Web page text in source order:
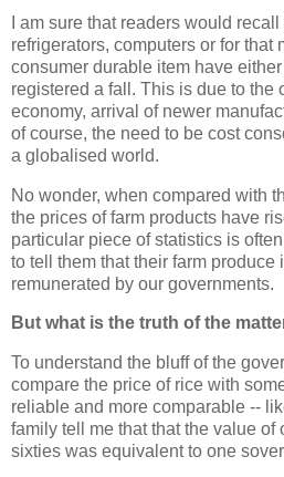
I am sure that readers would
refrigerators, computers or for that
consumer durable item have
registered a fall. This is due to the
economy, arrival of newer
of course, the need to be cost
a globalised world.
No wonder, when compared with
the prices of farm products have
particular piece of statistics is
to tell them that their farm produce
remunerated by our governments.
But what is the truth of the
To understand the bluff of the
compare the price of rice with
reliable and more comparable --
family tell me that that the value of
sixties was equivalent to one